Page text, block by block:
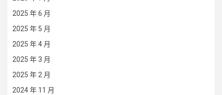
2025 年 6 月
2025 年 5 月
2025 年 4 月
2025 年 3 月
2025 年 2 月
2024 年 11 月